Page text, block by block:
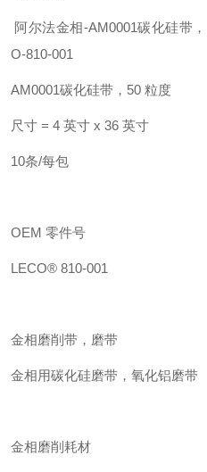
阿尔法金相-AM0001碳化硅带，
O-810-001
AM0001碳化硅带， 50 粒度
尺寸 = 4 英寸 x 36 英寸
10条/每包
OEM 零件号
LECO® 810-001
金相磨削带 ， 磨带
金相用碳化硅磨带 ，氧化铝磨带
金相磨削耗材